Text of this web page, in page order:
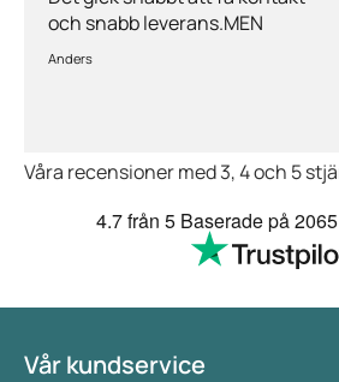
och snabb leverans.MEN
priserna är alldeles för höga på
Anders
Våra recensioner med 3, 4 och 5
4.7från 5 Baserade på
Vår kundservice